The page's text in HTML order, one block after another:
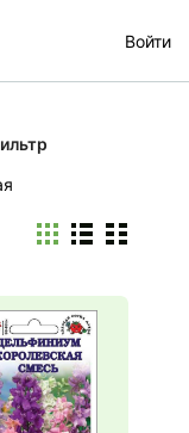
Войти